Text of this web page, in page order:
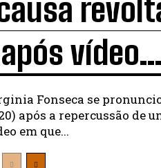
vídeo...
Fonseca se
após a repercussão de
em que...